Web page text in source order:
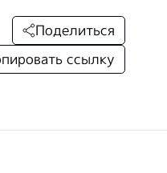
Поделиться
ссылку